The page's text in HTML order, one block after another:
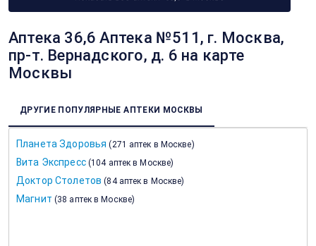
Аптека 36,6 Аптека №511, г. Москва,
пр-т. Вернадского, д. 6 на карте
Москвы
ДРУГИЕ ПОПУЛЯРНЫЕ АПТЕКИ МОСКВЫ
Планета Здоровья (271 аптек в Москве)
Вита Экспресс (104 аптек в Москве)
Доктор Столетов (84 аптек в Москве)
Магнит (38 аптек в Москве)